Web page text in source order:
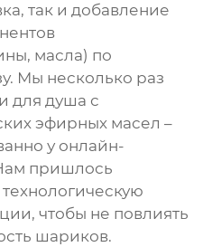
так и добавление
масла) по
Мы несколько раз
для душа с
эфирных масел –
у онлайн-
пришлось
чтобы не повлиять
шариков.